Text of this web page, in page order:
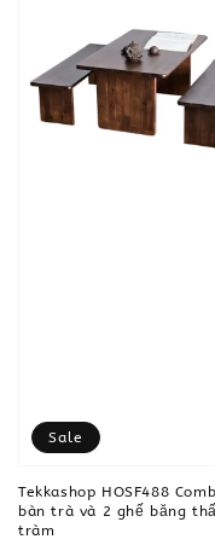
Sale
Tekkashop HOSF488
bàn trà và 2 ghế băng
tràm